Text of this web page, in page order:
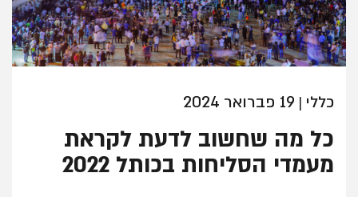
כללי | 19 פברואר 2024
כל מה שחשוב לדעת לקראת
מעמדי הסליחות בכותל 2022